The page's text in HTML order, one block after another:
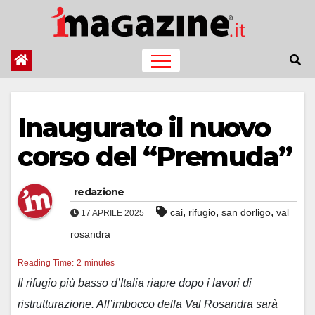
contenuto
Inaugurato il nuovo
corso del “Premuda”
redazione
17 APRILE 2025 cai, rifugio, san dorligo, val
rosandra
Reading Time: 2 minutes
Il rifugio più basso d’Italia riapre dopo i lavori di
ristrutturazione. All’imbocco della Val Rosandra sarà